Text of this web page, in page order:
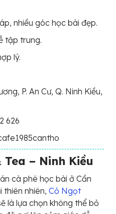
nhiều góc học bài đẹp.
tập trung.
lý.
P. An Cư, Q. Ninh Kiều,
626
– Ninh Kiều
cà phê học bài ở Cần
thiên nhiên, Cỏ Ngọt
là lựa chọn không thể bỏ